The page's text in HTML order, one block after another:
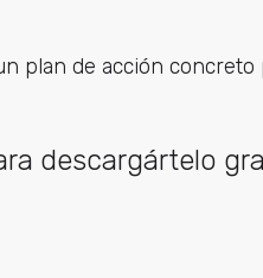
plan de acción
descargártelo